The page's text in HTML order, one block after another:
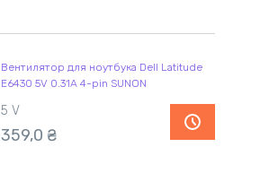
Вентилятор для ноутбука Dell Latitude
E6430 5V 0.31A 4-pin SUNON
5 V
359,0 ₴